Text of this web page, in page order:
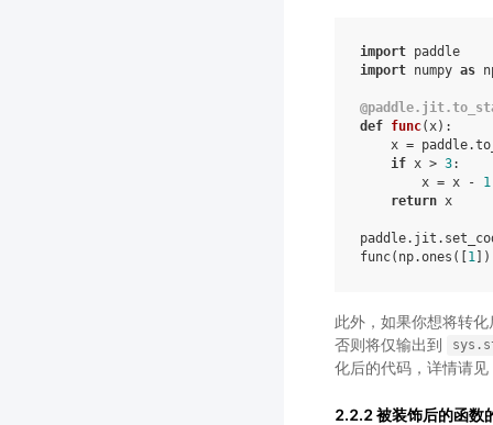
import paddle
import numpy as
@paddle. jit.
def func( x):
x = paddle.
if x > 3:
x = x -
1
return x
paddle. jit .
func( np.ones ([1
此外，如果你想将转
否则将仅输出到
化后的代码，详情请见
2.2.2 被装饰后的函数